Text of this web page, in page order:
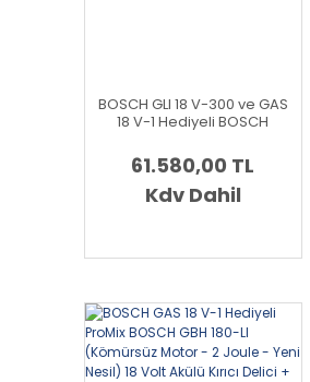
BOSCH GLI 18 V-300 ve GAS
18 V-1 Hediyeli BOSCH
(Kömürsüz Motor - 2 Joule
- Yeni Nesil) + BOSCH GWS
18 V-10 (1000 W
Eşdeğerinde) (Kömürsüz)
18 V-200 C (Kömürsüz)
61.580,00 TL
Kdv Dahil